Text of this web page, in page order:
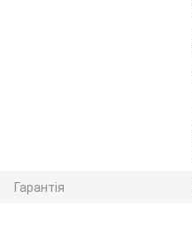
Гарантія